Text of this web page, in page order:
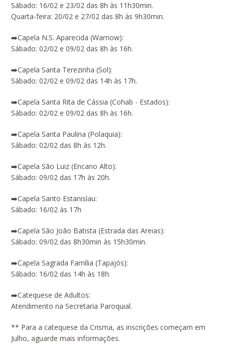
Sábado: 16/02 e 23/02 das 8h às 11h30min.
Quarta-feira: 20/02 e 27/02 das 8h às 9h30min.
➡️Capela N.S. Aparecida (Warnow):
Sábado: 02/02 e 09/02 das 8h às 16h.
➡️Capela Santa Terezinha (Sol):
Sábado: 02/02 e 09/02 das 14h às 17h.
➡️Capela Santa Rita de Cássia (Cohab - Estados):
Sábado: 02/02 e 09/02 das 8h às 16h.
➡️Capela Santa Paulina (Polaquia):
Sábado: 02/02 das 8h às 12h.
➡️Capela São Luiz (Encano Alto):
Sábado: 09/02 das 17h às 20h.
➡️Capela Santo Estanislau:
Sábado: 16/02 às 17h
➡️Capela São João Batista (Estrada das Areias):
Sábado: 09/02 das 8h30min às 15h30min.
➡️Capela Sagrada Família (Tapajós):
Sábado: 16/02 das 14h às 18h.
➡️Catequese de Adultos:
Atendimento na Secretaria Paroquial.
** Para a catequese da Crisma, as inscrições começam em
Julho, aguarde mais informações.